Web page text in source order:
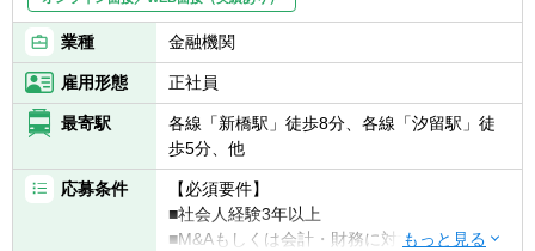
【メンバーのバックグラウンド】
現在、経営推進部には多様なバックグラウン
ドを持つメンバーが活躍しています。
■総合商社 出身（伊藤忠商事）
■戦略コンサルファーム 出身（経営共創基盤
IGPI）
■公認会計士（有限責任監査法人トーマツ）
など
多様な経験を持つメンバーが、互いの強みを
活かしながらチームで事業経営に取り組んで
ス実施時に識別された改善機会の実行、投資
先による追加買収実行など
・売却：トレードセールやIPO等Exitに応じた
売却手法の分析など
■契約助言：税務デューデリジェンスで識別
された潜在的な租税債務・リスク等を鑑みた
株式売買契約等に関する税務観点からの助言
■税務モデリング等：税務ストラクチャーや
LBOモデルに関する各種事項について税務観
業種 金融機関
雇用形態 正社員
最寄駅
各線「新橋駅」徒歩8分、各線「汐留駅」徒
歩5分、他
応募条件
【必須要件】
■社会人経験3年以上
■M&Aもしくは会計・財務に対する興味・関